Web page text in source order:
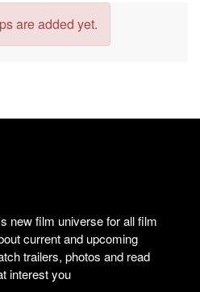
are added yet.
new film universe for all film
current and upcoming
trailers, photos and read
interest you